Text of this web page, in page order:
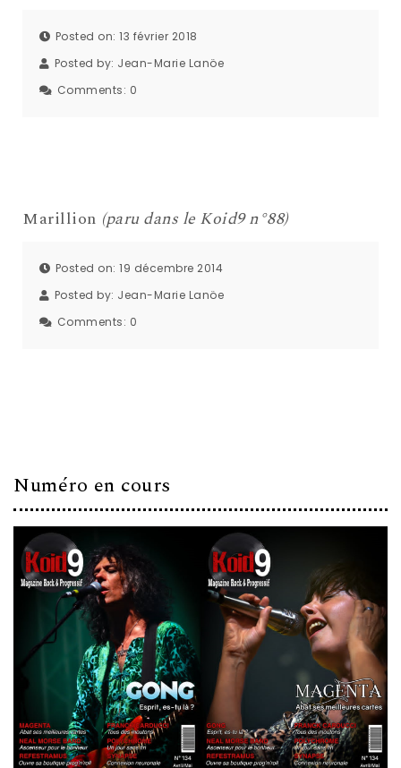
Posted on: 13 février 2018
Posted by: Jean-Marie Lanöe
Comments: 0
Marillion (paru dans le Koid9 n°88)
Posted on: 19 décembre 2014
Posted by: Jean-Marie Lanöe
Comments: 0
Numéro en cours